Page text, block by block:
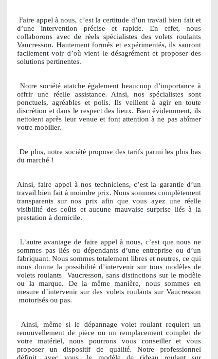
Faire appel à nous, c’est la certitude d’un travail bien fait et
d’une intervention précise et rapide. En effet, nous
collaborons avec de réels spécialistes des volets roulants
Vaucresson. Hautement formés et expérimentés, ils sauront
facilement voir d’où vient le désagrément et proposer des
solutions pertinentes.
Notre société atatche également beaucoup d’importance à
offrir une réelle assistance. Ainsi, nos spécialistes sont
ponctuels, agréables et polis. Ils veillent à agir en toute
discrétion et dans le respect des lieux. Bien évidemment, ils
nettoient après leur venue et font attention à ne pas abîmer
votre mobilier.
De plus, notre société propose des tarifs parmi les plus bas
du marché !
Ainsi, faire appel à nos techniciens, c’est la garantie d’un
travail bien fait à moindre prix. Nous sommes complètement
transparents sur nos prix afin que vous ayez une réelle
visibilité des coûts et aucune mauvaise surprise liés à la
prestation à domicile.
L’autre avantage de faire appel à nous, c’est que nous ne
sommes pas liés ou dépendants d’une entreprise ou d’un
fabriquant. Nous sommes totalement libres et neutres, ce qui
nous donne la possibilité d’intervenir sur tous modèles de
volets roulants
Vaucresson, sans distinctions sur le modèle
ou la marque. De la même manière, nous sommes en
mesure d’intervenir sur des volets roulants sur Vaucresson
motorisés ou pas.
Ainsi, même si le dépannage volet roulant requiert un
renouvellement de pièce ou un remplacement complet de
votre matériel, nous pourrons vous conseiller et vous
proposer un dispositif de qualité. Notre professionnel
définit, avec vous, le modèle de rideau roulant sur